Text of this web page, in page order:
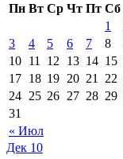
Пн Вт Ср Чт Пт Сб
« Июл
1
3
4 5 6 7 8
10 11 12 13 14 15
17 18 19 20 21 22
24 25 26 27 28 29
31
Дек 10